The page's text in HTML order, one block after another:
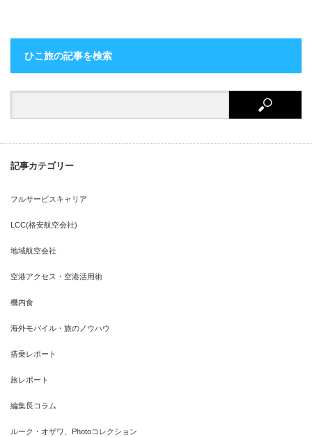
ひこ旅の記事を検索
記事カテゴリー
フルサービスキャリア
LCC(格安航空会社)
地域航空会社
空港アクセス・空港活用術
機内食
海外モバイル・旅のノウハウ
搭乗レポート
旅レポート
編集長コラム
ルーク・オザワ、Photoコレクション